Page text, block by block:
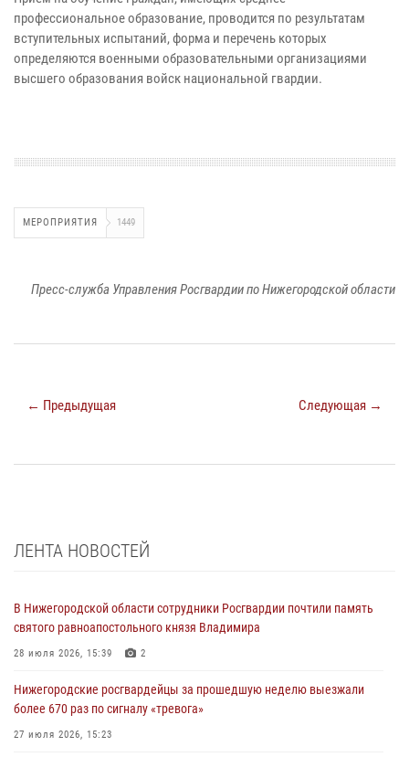
профессиональное образование, проводится по результатам
вступительных испытаний, форма и перечень которых
определяются военными образовательными организациями
высшего образования войск национальной гвардии.
МЕРОПРИЯТИЯ 1449
Пресс-служба Управления Росгвардии по Нижегородской области
← Предыдущая Следующая →
ЛЕНТА НОВОСТЕЙ
В Нижегородской области сотрудники Росгвардии почтили память
святого равноапостольного князя Владимира
28 июля 2026, 15:39 2
Нижегородские росгвардейцы за прошедшую неделю выезжали
более 670 раз по сигналу «тревога»
27 июля 2026, 15:23